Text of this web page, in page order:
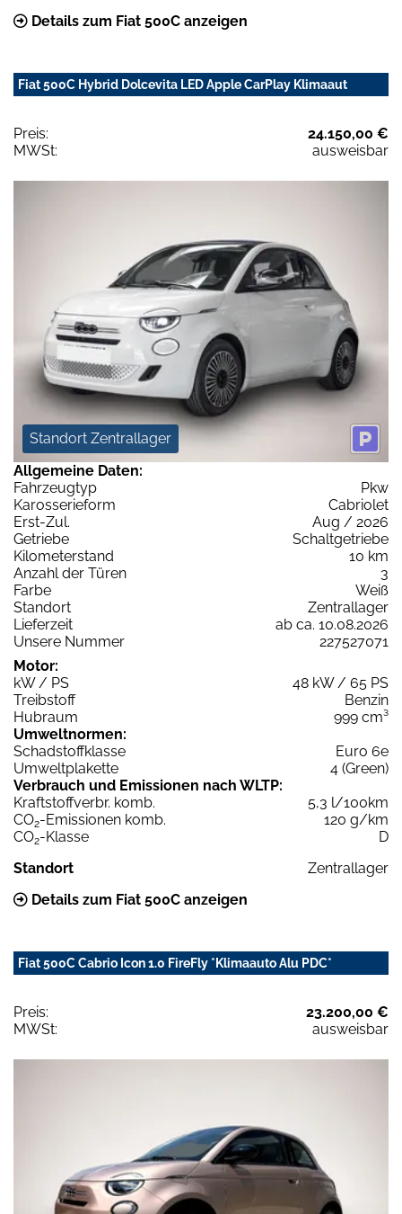
Details zum Fiat 500C anzeigen
Fiat 500C Hybrid Dolcevita LED Apple CarPlay Klimaaut
Preis:
24.150,00 €
MWSt:
ausweisbar
Standort Zentrallager
Allgemeine Daten:
Fahrzeugtyp
Pkw
Karosserieform
Cabriolet
Erst-Zul.
Aug / 2026
Getriebe
Schaltgetriebe
Kilometerstand
10 km
Anzahl der Türen
3
Farbe
Weiß
Standort
Zentrallager
Lieferzeit
ab ca. 10.08.2026
Unsere Nummer
227527071
Motor:
kW / PS
48 kW / 65 PS
Treibstoff
Benzin
Hubraum
999 cm³
Umweltnormen:
Schadstoffklasse
Euro 6e
Umweltplakette
4 (Green)
Verbrauch und Emissionen nach WLTP:
Kraftstoffverbr. komb.
5,3 l/100km
CO2-Emissionen komb.
120 g/km
CO2-Klasse
D
Standort
Zentrallager
Details zum Fiat 500C anzeigen
Fiat 500C Cabrio Icon 1.0 FireFly *Klimaauto Alu PDC*
Preis:
23.200,00 €
MWSt:
ausweisbar